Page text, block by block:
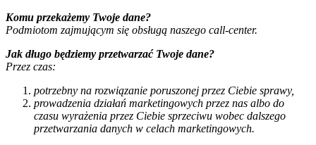
Komu przekażemy Twoje dane?
Podmiotom zajmującym się obsługą naszego call-center.
Jak długo będziemy przetwarzać Twoje dane?
Przez czas:
potrzebny na rozwiązanie poruszonej przez Ciebie sprawy,
prowadzenia działań marketingowych przez nas albo do
czasu wyrażenia przez Ciebie sprzeciwu wobec dalszego
przetwarzania danych w celach marketingowych.